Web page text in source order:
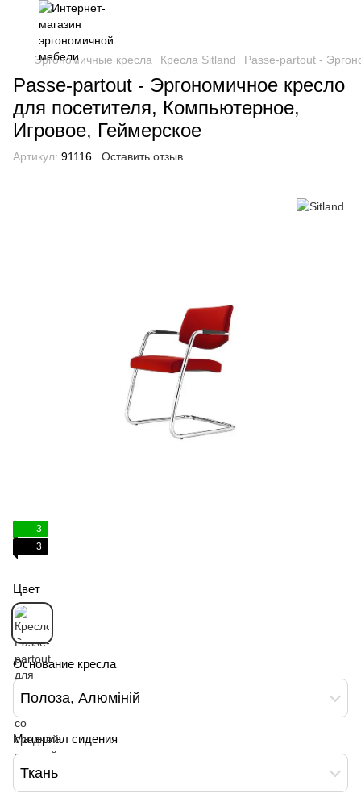
Эргономичные кресла Кресла Sitland Passe-partout -
Passe-partout - Эргономичное кресло
для посетителя, Компьютерное,
Игровое, Геймерское
Артикул: 91116 Оставить отзыв
3
3
Цвет
Основание кресла
Полоза, Алюміній
Материал сидения
Ткань